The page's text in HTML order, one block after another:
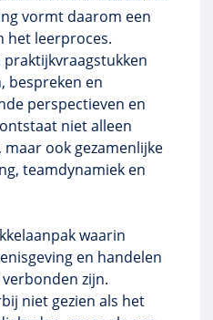
vormt daarom een
het leerproces.
bespreken en
perspectieven en
niet alleen
ook gezamenlijke
teamdynamiek en
waarin
en handelen
zijn.
niet gezien als het